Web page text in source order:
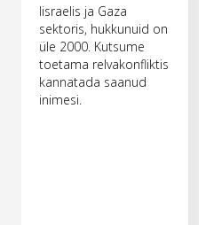
Iisraelis ja Gaza
sektoris, hukkunuid on
üle 2000. Kutsume
toetama relvakonfliktis
kannatada saanud
inimesi.